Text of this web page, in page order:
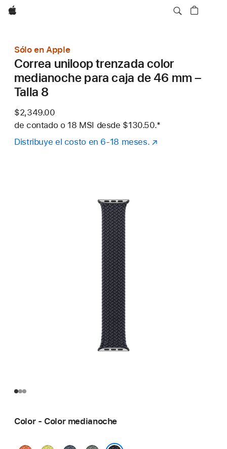
Apple
Sólo en Apple
Correa uniloop trenzada color
medianoche para caja de 46 mm –
Talla 8
$2,349.00
de contado o 18 MSI desde $130.50.Nota al pie
*
Distribuye el costo en 6-18 meses.
Color - Color medianoche